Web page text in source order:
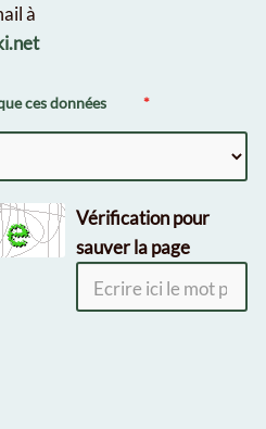
à
ces données
Vérification pour
sauver la page